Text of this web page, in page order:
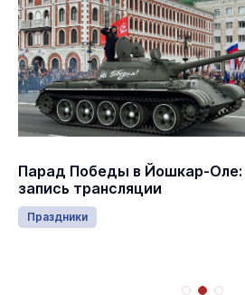
Парад Победы в Йошкар-Оле:
запись трансляции
Праздники